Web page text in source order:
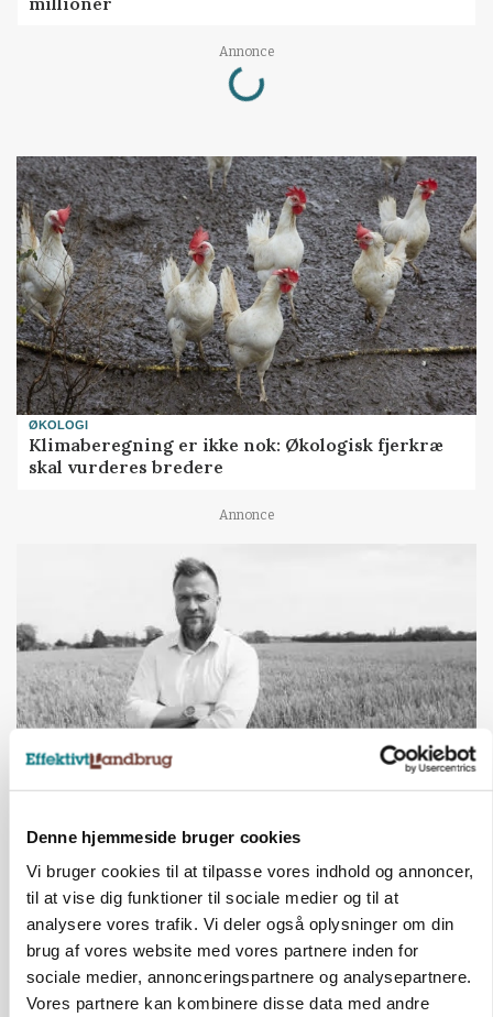
Denne hjemmeside bruger cookies
Vi bruger cookies til at tilpasse vores indhold og annoncer,
til at vise dig funktioner til sociale medier og til at
analysere vores trafik. Vi deler også oplysninger om din
brug af vores website med vores partnere inden for
sociale medier, annonceringspartnere og analysepartnere.
Vores partnere kan kombinere disse data med andre
Annonce
Loading...
ØKOLOGI
Klimaberegning er ikke nok: Økologisk fjerkræ
skal vurderes bredere
Annonce
Befriende, at topredaktør erkender, hun er
Annonce
MARKED
Olieprisfald og fredshåb sender F5-renten ned
på 3 procent